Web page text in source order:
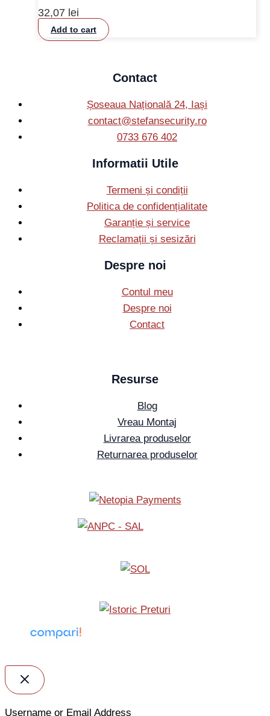
32,07 lei
Add to cart
Contact
Șoseaua Națională 24, Iași
contact@stefansecurity.ro
0733 676 402
Informatii Utile
Termeni și condiții
Politica de confidențialitate
Garanție și service
Reclamații și sesizări
Despre noi
Contul meu
Despre noi
Contact
Resurse
Blog
Vreau Montaj
Livrarea produselor
Returnarea produselor
Username or Email Address